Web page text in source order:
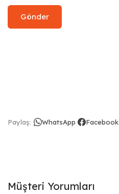
Paylaş: WhatsApp Facebook
Müşteri Yorumları